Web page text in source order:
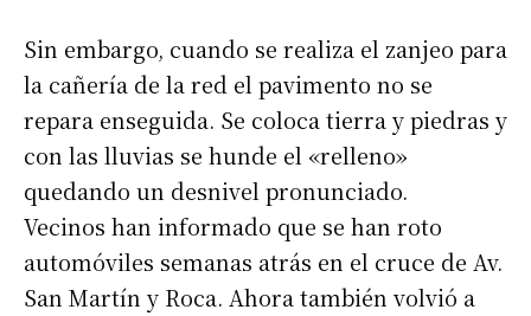
Sin embargo, cuando se realiza el zanjeo para
la cañería de la red el pavimento no se
repara enseguida. Se coloca tierra y piedras y
con las lluvias se hunde el «relleno»
quedando un desnivel pronunciado.
Vecinos han informado que se han roto
automóviles semanas atrás en el cruce de Av.
San Martín y Roca. Ahora también volvió a